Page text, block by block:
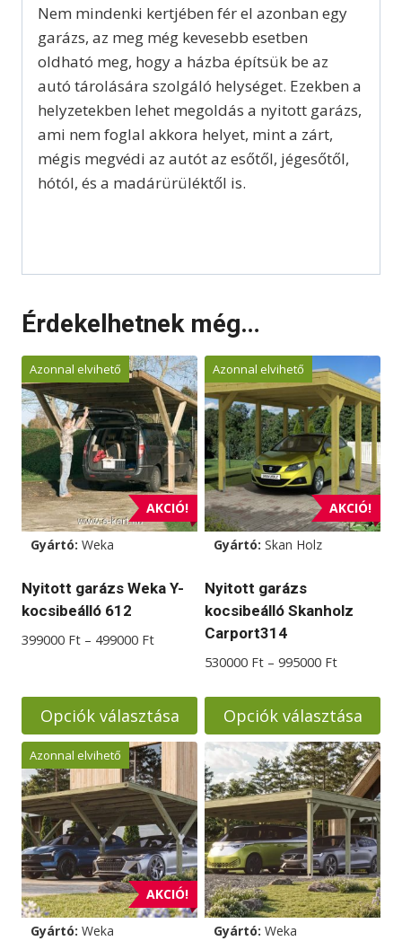
Nem mindenki kertjében fér el azonban egy
garázs, az meg még kevesebb esetben
oldható meg, hogy a házba építsük be az
autó tárolására szolgáló helységet. Ezekben a
helyzetekben lehet megoldás a nyitott garázs,
ami nem foglal akkora helyet, mint a zárt,
mégis megvédi az autót az esőtől, jégesőtől,
hótól, és a madárürüléktől is.
Érdekelhetnek még…
AKCIÓ!
Azonnal elvihető
Gyártó: Weka
Nyitott garázs Weka Y-
kocsibeálló 612
399000 Ft – 499000 FtÁrtartomány:
399000 Ft
499000 Ft
Opciók választása
Ennek
a
terméknek
több
variációja
van.
A
változatok
AKCIÓ!
Azonnal elvihető
Gyártó: Skan Holz
Nyitott garázs
kocsibeálló Skanholz
Carport314
530000 Ft – 995000 Ft
-
995000 Ft
Opciók választása
Ennek
a
terméknek
több
variációja
van.
A
változatok
AKCIÓ!
Azonnal elvihető
Gyártó: Weka Gyártó: Weka